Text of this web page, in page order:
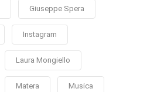
Giuseppe Spera
Instagram
Laura Mongiello
Matera Musica